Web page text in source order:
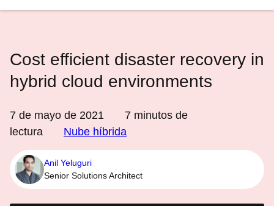
Cost efficient disaster recovery in
hybrid cloud environments
7 de mayo de 2021 7 minutos de
lectura
Nube híbrida
Anil Yeluguri
Senior Solutions Architect